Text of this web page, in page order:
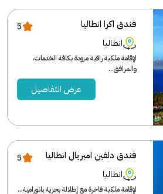
فندق اكرا انطاليا
5
انطاليا
لإقامة ملكية راقية مزودة بكافة الخدمات،
والمرافق...
عرض التفاصيل
فندق دلفين امبريال انطاليا
5
انطاليا
لإقامة ملكية فاخرة مع إطلالة بحرية بانورامية...